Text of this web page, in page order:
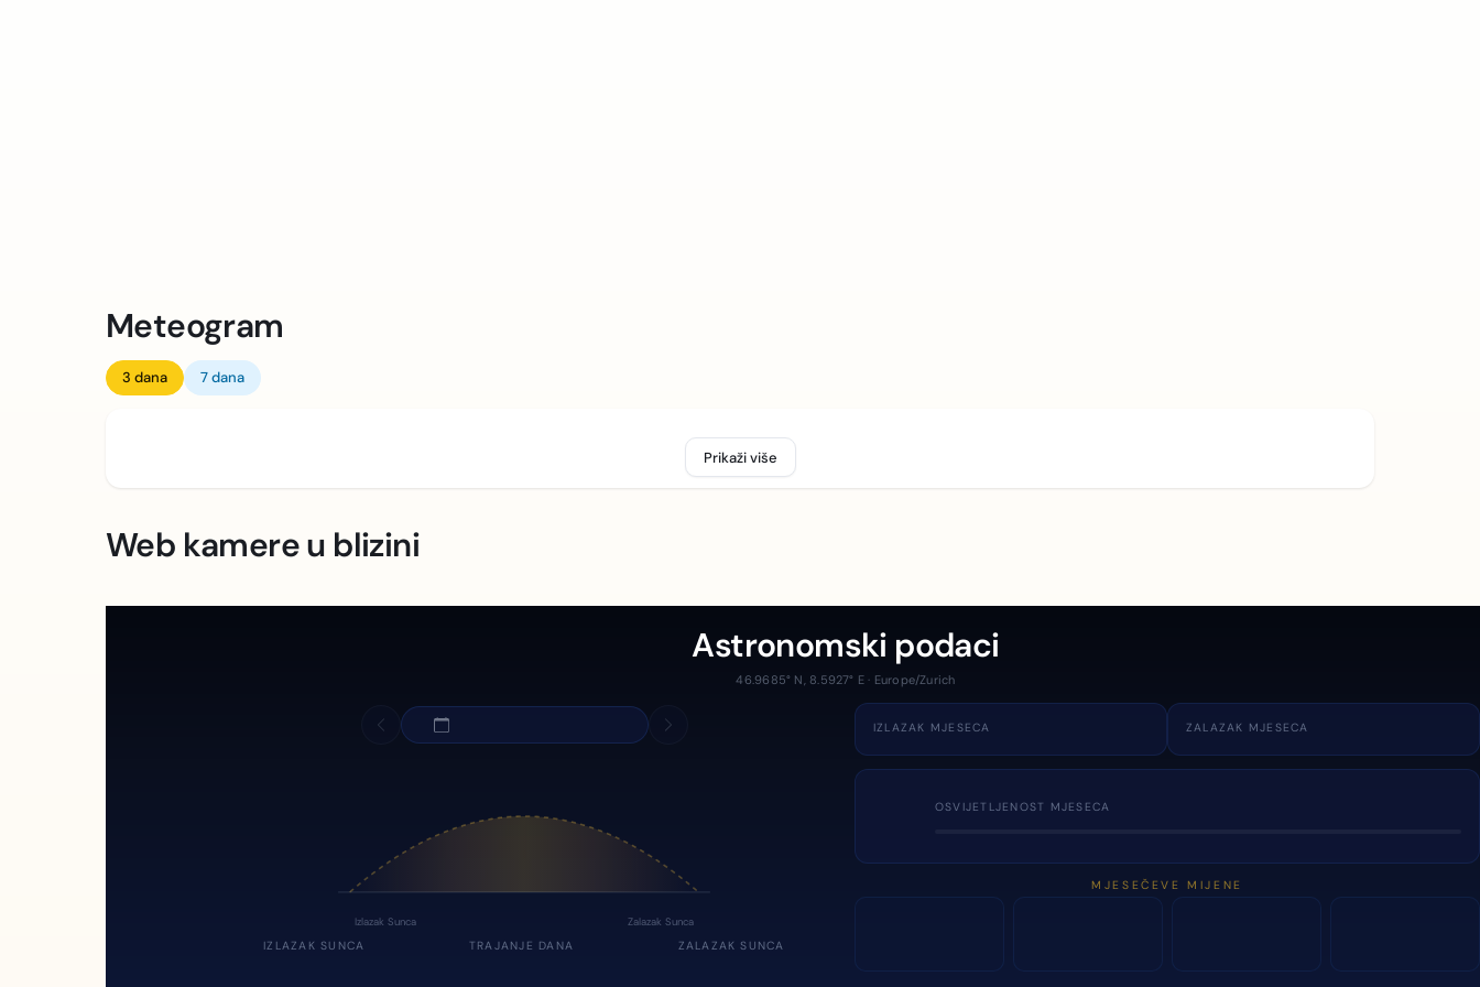
Meteogram
3 dana 7 dana
Prikaži više
Web kamere u blizini
Astronomski podaci
46.9685° N, 8.5927° E · Europe/Zurich
Izlazak Sunca Zalazak Sunca
IZLAZAK SUNCA TRAJANJE DANA ZALAZAK SUNCA
IZLAZAK MJESECA ZALAZAK MJESECA
OSVIJETLJENOST MJESECA
MJESEČEVE MIJENE